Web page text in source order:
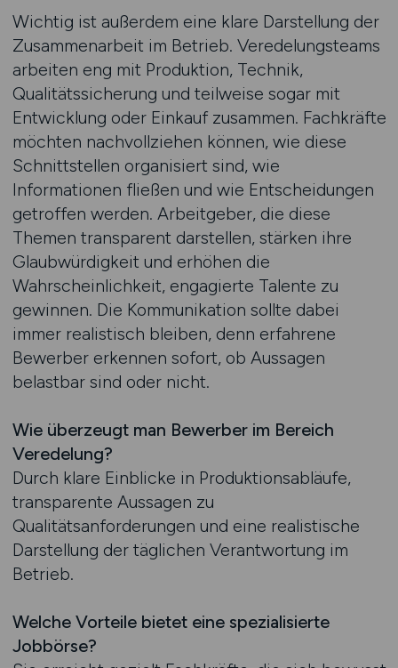
Wichtig ist außerdem eine klare Darstellung der
Zusammenarbeit im Betrieb. Veredelungsteams
arbeiten eng mit Produktion, Technik,
Qualitätssicherung und teilweise sogar mit
Entwicklung oder Einkauf zusammen. Fachkräfte
möchten nachvollziehen können, wie diese
Schnittstellen organisiert sind, wie
Informationen fließen und wie Entscheidungen
getroffen werden. Arbeitgeber, die diese
Themen transparent darstellen, stärken ihre
Glaubwürdigkeit und erhöhen die
Wahrscheinlichkeit, engagierte Talente zu
gewinnen. Die Kommunikation sollte dabei
immer realistisch bleiben, denn erfahrene
Bewerber erkennen sofort, ob Aussagen
belastbar sind oder nicht.
Wie überzeugt man Bewerber im Bereich
Veredelung?
Durch klare Einblicke in Produktionsabläufe,
transparente Aussagen zu
Qualitätsanforderungen und eine realistische
Darstellung der täglichen Verantwortung im
Betrieb.
Welche Vorteile bietet eine spezialisierte
Jobbörse?